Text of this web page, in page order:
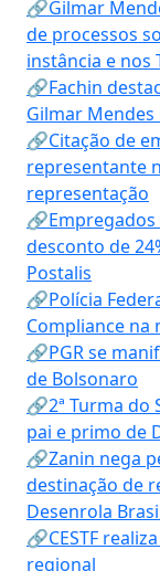
🔗Gilmar
de processos
instância e nos
🔗Fachin
Gilmar
🔗Citação de
representante
representação
desconto de
Postalis
🔗Polícia
Compliance na
🔗PGR se
de Bolsonaro
🔗2ª Turma do
pai e primo de
🔗Zanin nega
destinação de
Desenrola
🔗CESTF
regional